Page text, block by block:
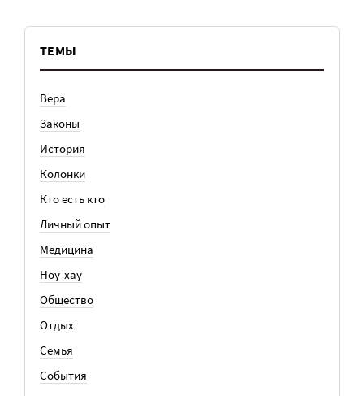
ТЕМЫ
Вера
Законы
История
Колонки
Кто есть кто
Личный опыт
Медицина
Ноу-хау
Общество
Отдых
Семья
События